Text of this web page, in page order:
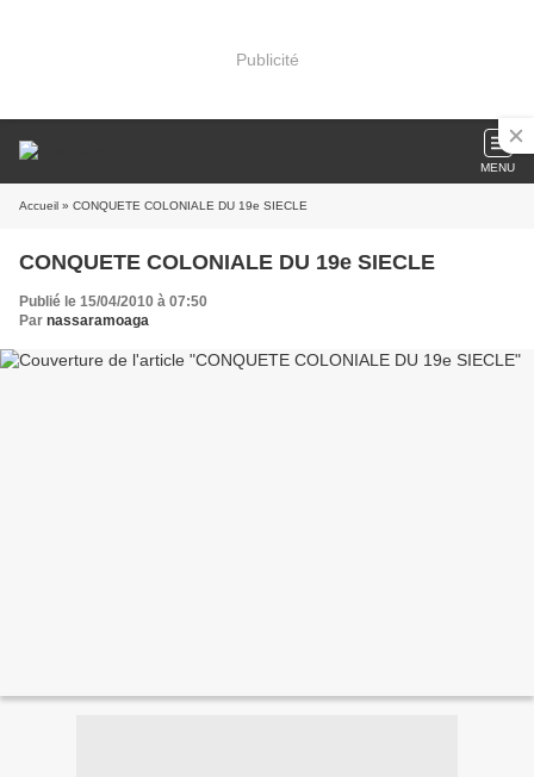
Publicité
MENU
Accueil » CONQUETE COLONIALE DU 19e SIECLE
CONQUETE COLONIALE DU 19e SIECLE
Publié le 15/04/2010 à 07:50
Par nassaramoaga